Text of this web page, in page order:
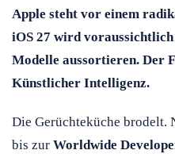
Apple steht vor einem
iOS 27 wird
Modelle aussortieren. Der
Künstlicher Intelligenz.
Die Gerüchteküche brodelt.
bis zur Worldwide